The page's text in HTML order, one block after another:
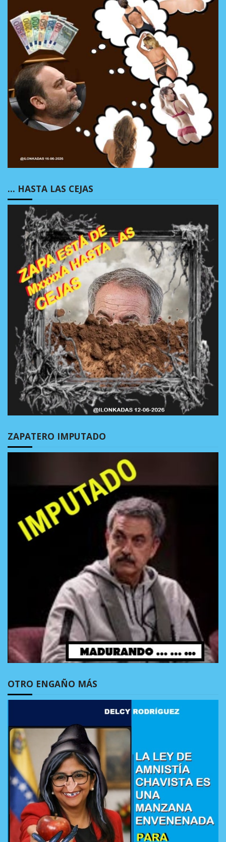
… HASTA LAS CEJAS
ZAPATERO IMPUTADO
OTRO ENGAÑO MÁS